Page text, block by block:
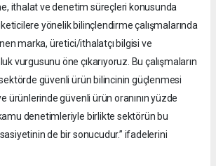
ithalat ve denetim süreçleri konusunda
yönelik bilinçlendirme çalışmalarında
marka, üretici/ithalatçı bilgisi ve
vurgusunu öne çıkarıyoruz. Bu çalışmaların
güvenli ürün bilincinin güçlenmesi
ürünlerinde güvenli ürün oranının yüzde
denetimleriyle birlikte sektörün bu
de bir sonucudur.” ifadelerini